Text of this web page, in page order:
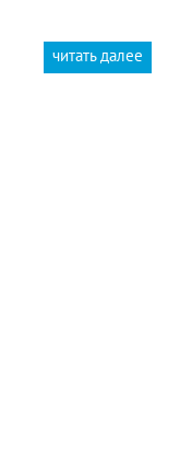
читать далее